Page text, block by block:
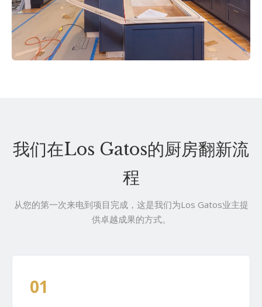
我们在Los Gatos的厨房翻新流
程
从您的第一次来电到项目完成，这是我们为Los Gatos业主提
供卓越成果的方式。
01